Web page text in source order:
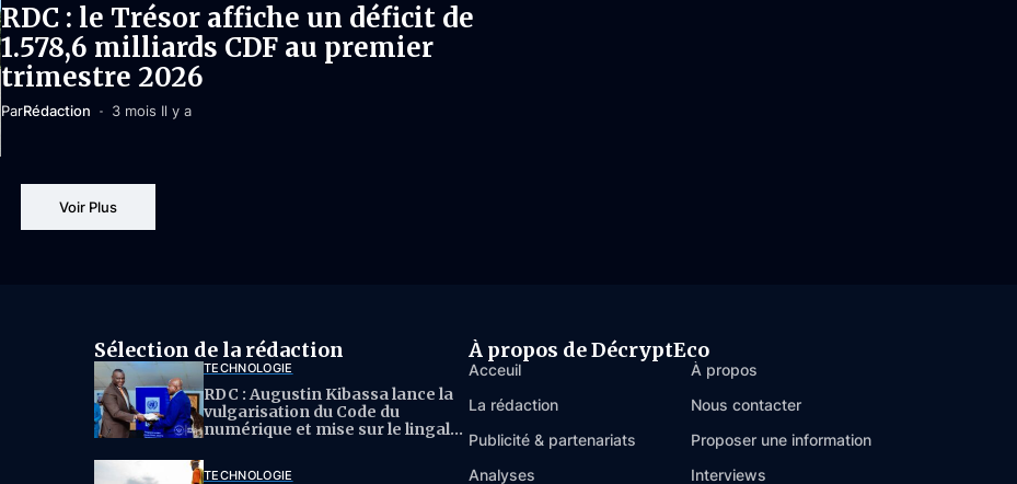
RDC : le Trésor affiche un déficit de
1.578,6 milliards CDF au premier
trimestre 2026
ParRédaction 3 mois Il y a
Voir Plus
Sélection de la rédaction
TECHNOLOGIE
RDC : Augustin Kibassa lance la
vulgarisation du Code du
numérique et mise sur le lingala
TECHNOLOGIE
À propos de DécryptEco
Acceuil
À propos
La rédaction
Nous contacter
Publicité & partenariats
Proposer une information
Analyses
Interviews